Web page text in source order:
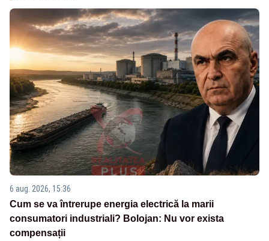
6 aug. 2026, 15:36
Cum se va întrerupe energia electrică la marii
consumatori industriali? Bolojan: Nu vor exista
compensații